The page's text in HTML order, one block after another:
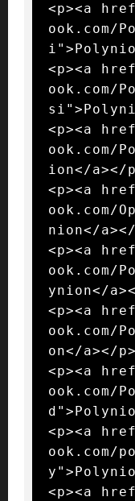
<p><a
ook.com/
<p><a
ook.com/
<p><a
ook.com/
ion</a></
<p><a
ook.com/
nion</
<p><a
ook.com/
ynion</
<p><a
ook.com/
on</a></p>
<p><a
ook.com/
<p><a
ook.com/
<p><a